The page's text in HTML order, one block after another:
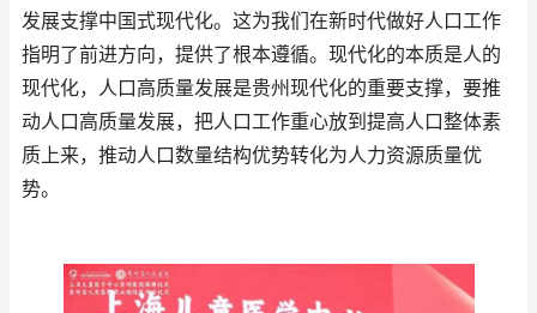
发展支撑中国式现代化。这为我们在新时代做好人口工作
指明了前进方向，提供了根本遵循。现代化的本质是人的
现代化，人口高质量发展是贵州现代化的重要支撑，要推
动人口高质量发展，把人口工作重心放到提高人口整体素
质上来，推动人口数量结构优势转化为人力资源质量优
势。